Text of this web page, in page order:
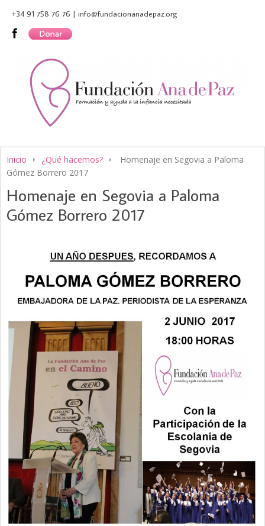
+34 91 758 76 76 | info@fundacionanadepaz.org
Inicio ¿Qué hacemos?
Homenaje en Segovia a Paloma
Gómez Borrero 2017
Homenaje en Segovia a Paloma
Gómez Borrero 2017